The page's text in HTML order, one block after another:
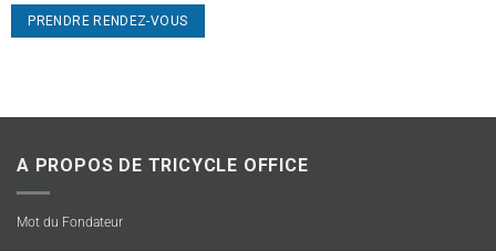
PRENDRE RENDEZ-VOUS
A PROPOS DE TRICYCLE OFFICE
Mot du Fondateur